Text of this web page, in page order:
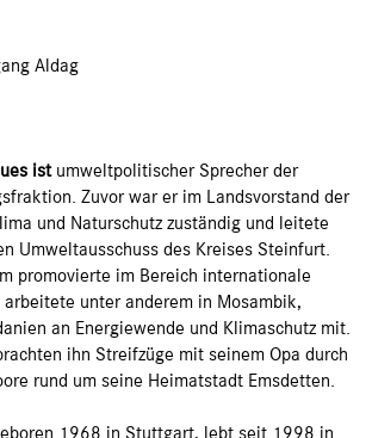
Aldag
istumweltpolitischer Sprecher der
Zuvor war er im Landsvorstand der
und Naturschutz zuständig und leitete
Umweltausschuss des Kreises Steinfurt.
promovierte im Bereich internationale
unter anderem in Mosambik,
an Energiewende und Klimaschutz mit.
ihn Streifzüge mit seinem Opa durch
rund um seine Heimatstadt Emsdetten.
1968 in Stuttgart, lebt seit 1998 in